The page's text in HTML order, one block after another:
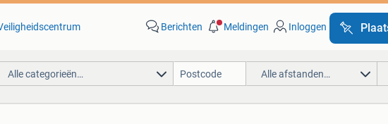
Berichten Meldingen Inloggen
Alle categorieën… Alle afstanden…